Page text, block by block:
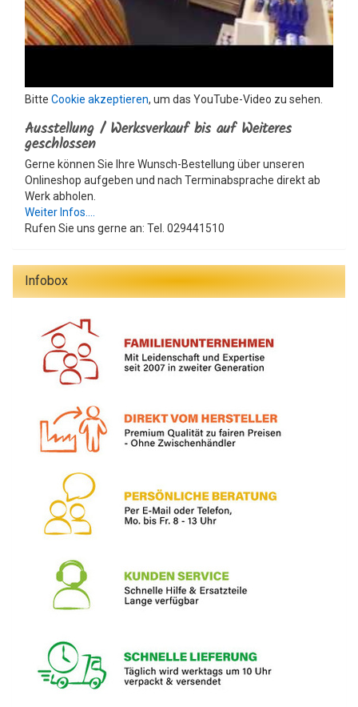
Bitte Cookie akzeptieren, um das YouTube-Video zu sehen.
Ausstellung / Werksverkauf bis auf Weiteres
geschlossen
Gerne können Sie Ihre Wunsch-Bestellung über unseren
Onlineshop aufgeben und nach Terminabsprache direkt ab
Werk abholen.
Weiter Infos....
Rufen Sie uns gerne an: Tel. 029441510
Infobox